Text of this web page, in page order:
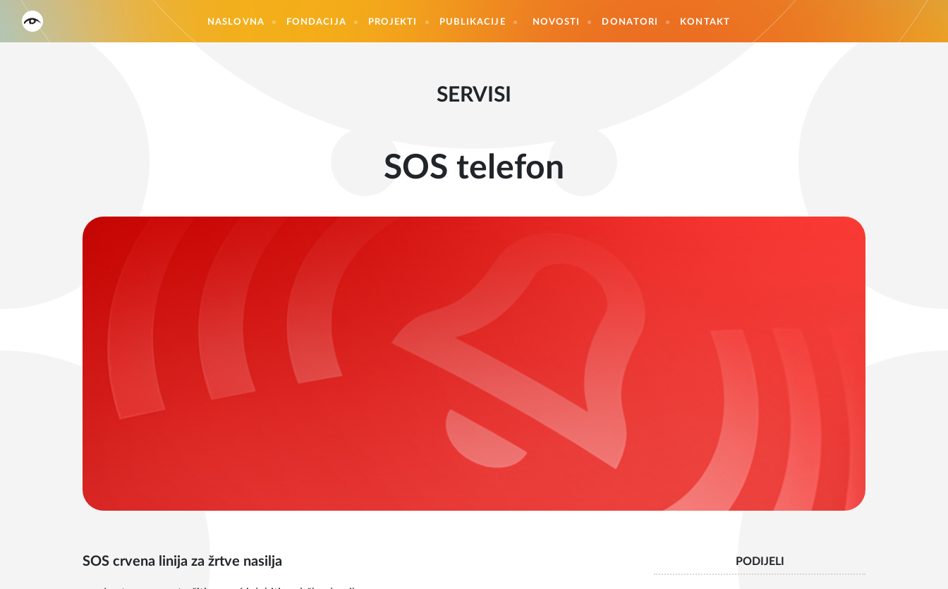
NASLOVNA FONDACIJA PROJEKTI PUBLIKACIJE NOVOSTI DONATORI KONTAKT
SERVISI
SOS telefon
SOS crvena linija za žrtve nasilja PODIJELI